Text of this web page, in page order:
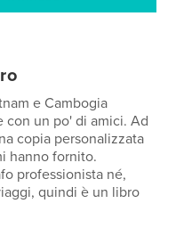
e Cambogia
con un po' di amici. Ad
copia personalizzata
hanno fornito.
professionista né,
quindi è un libro